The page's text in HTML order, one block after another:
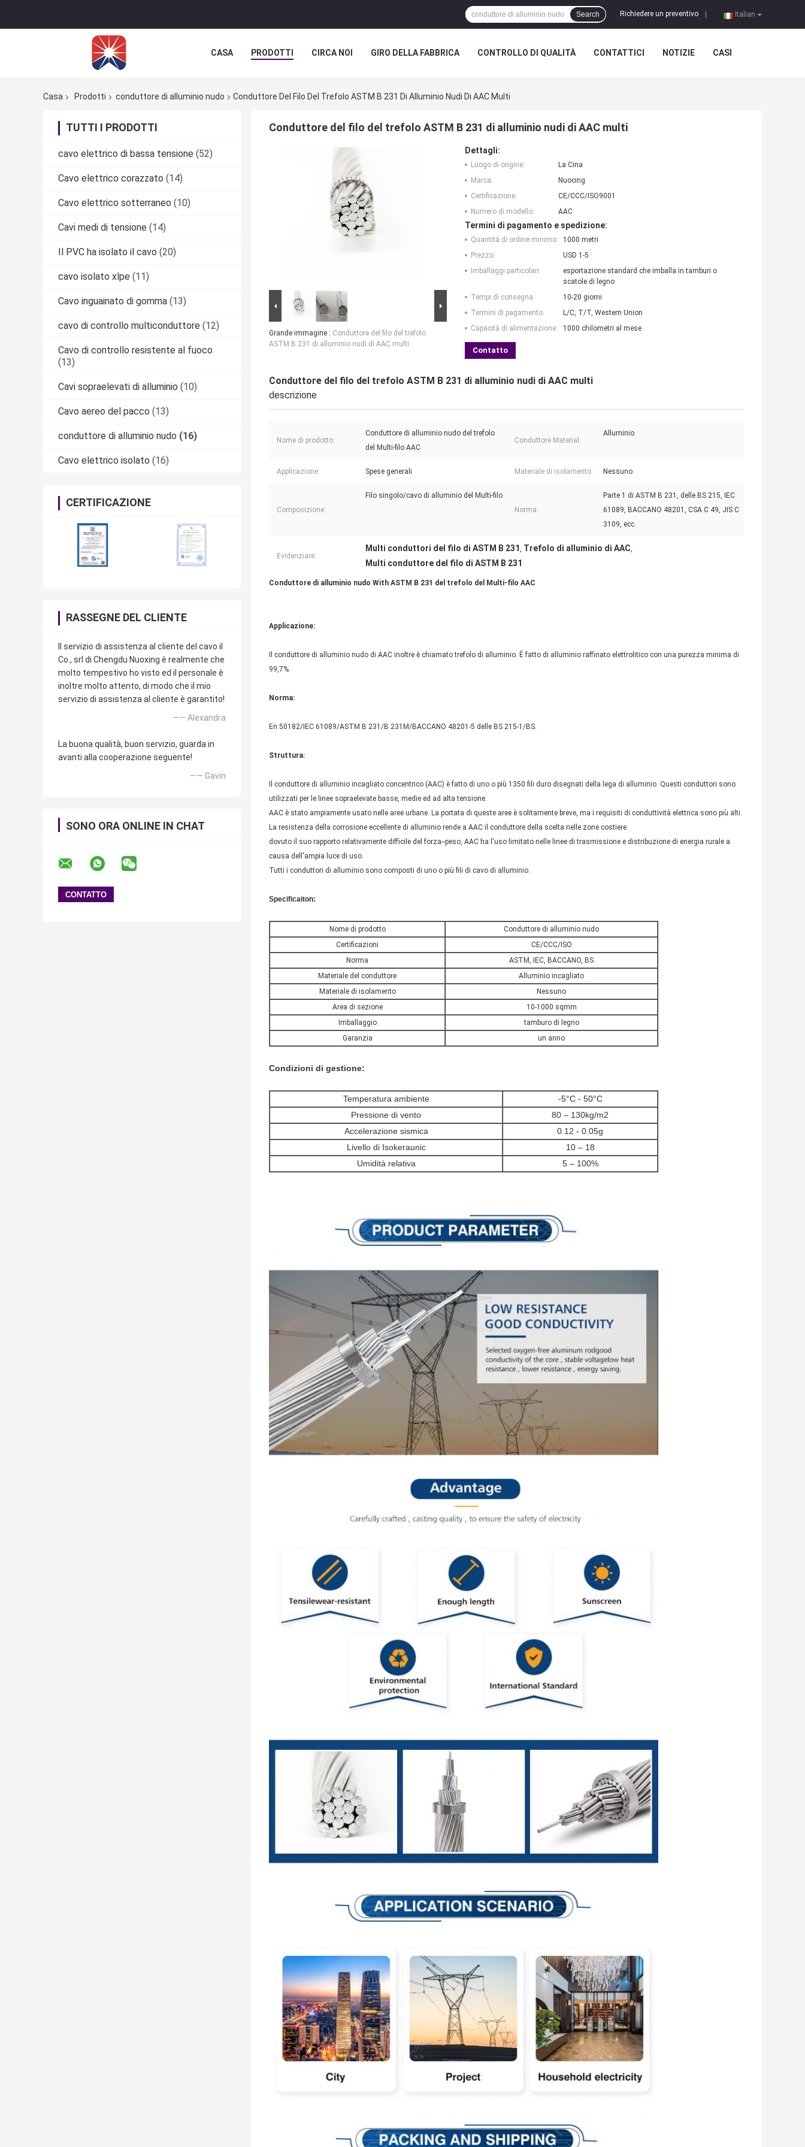
Italian
Richiedere un preventivo
Search
CASA PRODOTTI CIRCA NOI GIRO DELLA FABBRICA CONTROLLO DI QUALITÀ CONTATTICI NOTIZIE CASI
Casa Prodotti conduttore di alluminio nudo Conduttore Del Filo Del Trefolo ASTM B 231 Di Alluminio Nudi Di AAC Multi
TUTTI I PRODOTTI
cavo elettrico di bassa tensione (52)
Cavo elettrico corazzato (14)
Cavo elettrico sotterraneo (10)
Cavi medi di tensione (14)
Il PVC ha isolato il cavo (20)
cavo isolato xlpe (11)
Cavo inguainato di gomma (13)
cavo di controllo multiconduttore (12)
Cavo di controllo resistente al fuoco
(13)
Cavi sopraelevati di alluminio (10)
Cavo aereo del pacco (13)
conduttore di alluminio nudo (16)
Cavo elettrico isolato (16)
CERTIFICAZIONE
RASSEGNE DEL CLIENTE
Il servizio di assistenza al cliente del cavo il
Co., srl di Chengdu Nuoxing è realmente che
molto tempestivo ho visto ed il personale è
inoltre molto attento, di modo che il mio
servizio di assistenza al cliente è garantito!
—— Alexandra
La buona qualità, buon servizio, guarda in
avanti alla cooperazione seguente!
—— Gavin
SONO ORA ONLINE IN CHAT
Conduttore del filo del trefolo ASTM B 231 di alluminio nudi di AAC multi
Grande immagine : Conduttore del filo del trefolo
ASTM B 231 di alluminio nudi di AAC multi
Dettagli:
Luogo di origine:
La Cina
Marca:
Nuocing
Certificazione:
CE/CCC/ISO9001
Numero di modello:
AAC
Termini di pagamento e spedizione:
Quantità di ordine minimo:
1000 metri
Prezzo:
USD 1-5
Imballaggi particolari:
esportazione standard che imballa in tamburi o
scatole di legno
Tempi di consegna:
10-20 giorni
Termini di pagamento:
L/C, T/T, Western Union
Capacità di alimentazione:
1000 chilometri al mese
Contatto
Conduttore del filo del trefolo ASTM B 231 di alluminio nudi di AAC multi
descrizione
Nome di prodotto:
Conduttore di alluminio nudo del trefolo
del Multi-filo AAC
Conduttore Material:
Alluminio
Applicazione: Spese generali Materiale di isolamento: Nessuno
Composizione:
Filo singolo/cavo di alluminio del Multi-filo
Norma:
Parte 1 di ASTM B 231, delle BS 215, IEC
61089, BACCANO 48201, CSA C 49, JIS C
3109, ecc.
Evidenziare:
Multi conduttori del filo di ASTM B 231 , Trefolo di alluminio di AAC,
Multi conduttore del filo di ASTM B 231
Conduttore di alluminio nudo With ASTM B 231 del trefolo del Multi-filo AAC
Applicazione:
Il conduttore di alluminio nudo di AAC inoltre è chiamato trefolo di alluminio. È fatto di alluminio raffinato elettrolitico con una purezza minima di
99,7%.
Norma:
En 50182/IEC 61089/ASTM B 231/B 231M/BACCANO 48201-5 delle BS 215-1/BS.
Struttura:
Il conduttore di alluminio incagliato concentrico (AAC) è fatto di uno o più 1350 fili duro disegnati della lega di alluminio. Questi conduttori sono
utilizzati per le linee sopraelevate basse, medie ed ad alta tensione.
AAC è stato ampiamente usato nelle aree urbane. La portata di queste aree è solitamente breve, ma i requisiti di conduttività elettrica sono più alti.
La resistenza della corrosione eccellente di alluminio rende a AAC il conduttore della scelta nelle zone costiere.
dovuto il suo rapporto relativamente difficile del forza--peso, AAC ha l'uso limitato nelle linee di trasmissione e distribuzione di energia rurale a
causa dell'ampia luce di uso.
Tutti i conduttori di alluminio sono composti di uno o più fili di cavo di alluminio.
Specificaiton:
Nome di prodotto
Conduttore di alluminio nudo
Certificazioni
CE/CCC/ISO
Norma
ASTM, IEC, BACCANO, BS
Materiale del conduttore
Alluminio incagliato
Materiale di isolamento
Nessuno
Area di sezione
10-1000 sqmm
Imballaggio
tamburo di legno
Garanzia
un anno
Condizioni di gestione:
Temperatura ambiente
-5°C - 50°C
Pressione di vento
80 – 130kg/m2
Accelerazione sismica
0.12 - 0.05g
Livello di Isokeraunic
10 – 18
Umidità relativa
5 – 100%